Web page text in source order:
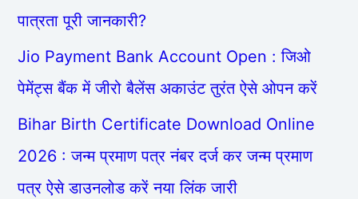
पात्रता पूरी जानकारी?
Jio Payment Bank Account Open : जिओ
पेमेंट्स बैंक में जीरो बैलेंस अकाउंट तुरंत ऐसे ओपन करें
Bihar Birth Certificate Download Online
2026 : जन्म प्रमाण पत्र नंबर दर्ज कर जन्म प्रमाण
पत्र ऐसे डाउनलोड करें नया लिंक जारी